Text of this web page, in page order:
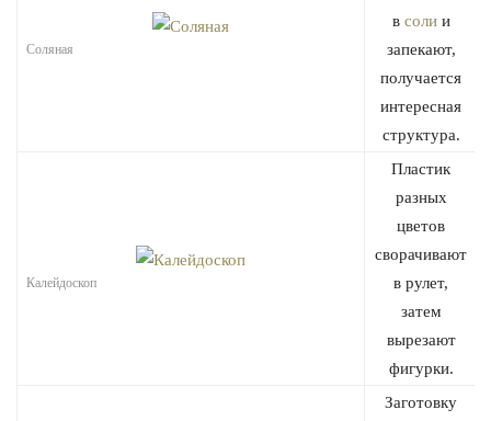
Соляная
в солии
запекают,
получается
интересная
структура.
Калейдоскоп
Пластик
разных
цветов
сворачивают
в рулет,
затем
вырезают
фигурки.
Заготовку